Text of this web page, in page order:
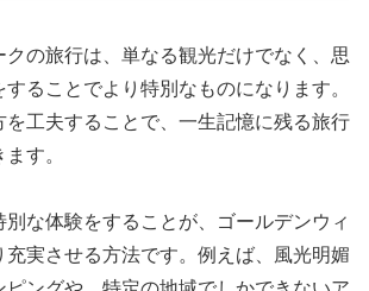
クの旅行は、単なる観光だけでなく、思
ることでより特別なものになります。
を工夫することで、一生記憶に残る旅行
す。
別な体験をすることが、ゴールデンウィ
充実させる方法です。例えば、風光明媚